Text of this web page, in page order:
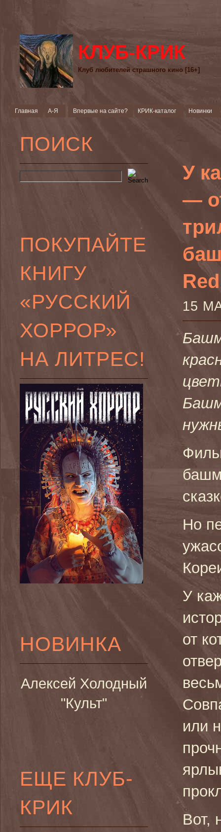
КЛУБ-КРИК
Клуб любителей страшного кино [16+]
Главная А-Я Впервые на сайте? КРИК-каталог Новинки
ПОИСК
ПОКУПАЙТЕ
КНИГУ
«РУССКИЙ
ХОРРОР»
НА ЛИТРЕС!
НОВИНКА
Алексей Холодный
"Культ"
ЕЩЕ КЛУБ-
КРИК
У
—
15
Но
У
от
или
Вот,